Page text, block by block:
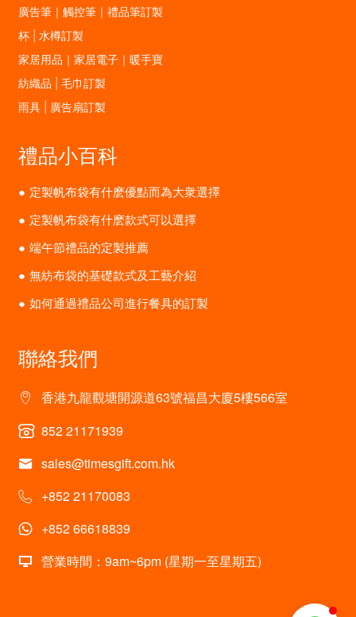
廣告筆｜觸控筆｜禮品筆訂製
杯 | 水樽訂製
家居用品｜家居電子｜暖手寶
紡織品 | 毛巾訂製
雨具 | 廣告扇訂製
禮品小百科
定製帆布袋有什麽優點而為大衆選擇
定製帆布袋有什麽款式可以選擇
端午節禮品的定製推薦
無紡布袋的基礎款式及工藝介紹
如何通過禮品公司進行餐具的訂製
聯絡我們
香港九龍觀塘開源道63號福昌大廈5樓566室
852 21171939
sales@timesgift.com.hk
+852 21170083
+852 66618839
營業時間：9am~6pm (星期一至星期五)